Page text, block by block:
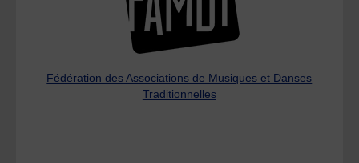
Fédération des Associations de Musiques et Danses
Traditionnelles